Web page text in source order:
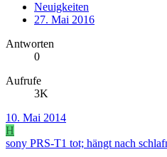
Neuigkeiten
27. Mai 2016
Antworten
0
Aufrufe
3K
10. Mai 2014
H
sony PRS-T1 tot; hängt nach